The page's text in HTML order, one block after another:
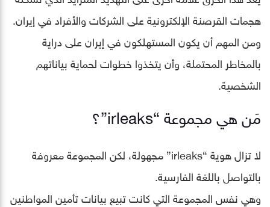
هجمات القرصنة الإلكترونية على الشركات والأفراد في إيران.
ومن المهم أن يكون المستهلكون في إيران على دراية
بالمخاطر المحتملة، وأن يتخذوا خطوات لحماية بياناتهم
الشخصية.
مَن هي مجموعة “irleaks”؟
لا تزال هوية “irleaks” مجهولة، لكن المجموعة معروفة
بالتواصل باللغة الفارسية.
وهي نفس المجموعة التي كانت تبيع بيانات تأمين المواطنين